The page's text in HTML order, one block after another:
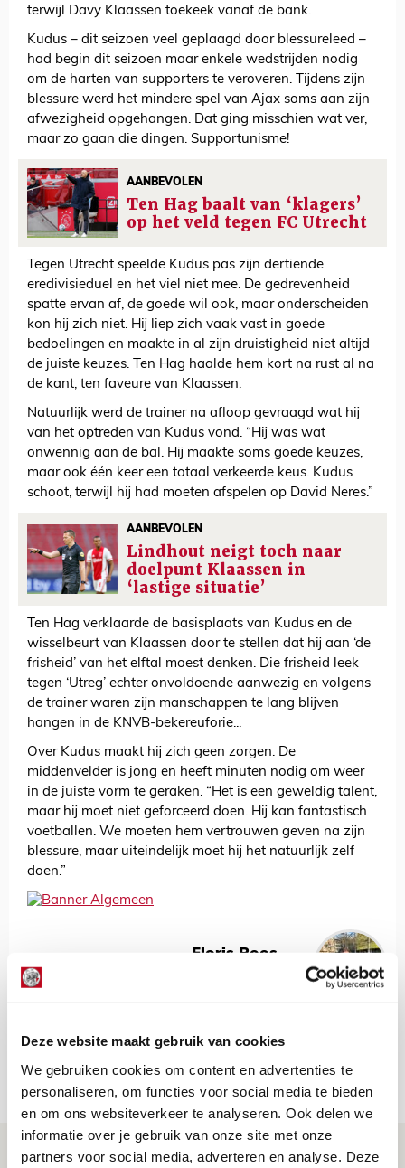
Deze website maakt gebruik van cookies
We gebruiken cookies om content en advertenties te
personaliseren, om functies voor social media te bieden
en om ons websiteverkeer te analyseren. Ook delen we
informatie over je gebruik van onze site met onze
partners voor social media, adverteren en analyse. Deze
terwijl Davy Klaassen toekeek vanaf de bank.
Kudus – dit seizoen veel geplaagd door blessureleed –
had begin dit seizoen maar enkele wedstrijden nodig
om de harten van supporters te veroveren. Tijdens zijn
blessure werd het mindere spel van Ajax soms aan zijn
afwezigheid opgehangen. Dat ging misschien wat ver,
maar zo gaan die dingen. Supportunisme!
AANBEVOLEN
Ten Hag baalt van ‘klagers’
op het veld tegen FC Utrecht
Tegen Utrecht speelde Kudus pas zijn dertiende
eredivisieduel en het viel niet mee. De gedrevenheid
spatte ervan af, de goede wil ook, maar onderscheiden
kon hij zich niet. Hij liep zich vaak vast in goede
bedoelingen en maakte in al zijn druistigheid niet altijd
de juiste keuzes. Ten Hag haalde hem kort na rust al na
de kant, ten faveure van Klaassen.
Natuurlijk werd de trainer na afloop gevraagd wat hij
van het optreden van Kudus vond. “Hij was wat
onwennig aan de bal. Hij maakte soms goede keuzes,
maar ook één keer een totaal verkeerde keus. Kudus
schoot, terwijl hij had moeten afspelen op David Neres.”
AANBEVOLEN
Lindhout neigt toch naar
doelpunt Klaassen in
‘lastige situatie’
Ten Hag verklaarde de basisplaats van Kudus en de
wisselbeurt van Klaassen door te stellen dat hij aan ‘de
frisheid’ van het elftal moest denken. Die frisheid leek
tegen ‘Utreg’ echter onvoldoende aanwezig en volgens
de trainer waren zijn manschappen te lang blijven
hangen in de KNVB-bekereuforie...
Over Kudus maakt hij zich geen zorgen. De
middenvelder is jong en heeft minuten nodig om weer
in de juiste vorm te geraken. “Het is een geweldig talent,
maar hij moet niet geforceerd doen. Hij kan fantastisch
voetballen. We moeten hem vertrouwen geven na zijn
blessure, maar uiteindelijk moet hij het natuurlijk zelf
doen.”
Floris Roos
Net binnen //
Brandt: ‘Ajax en Cruijff bleven door